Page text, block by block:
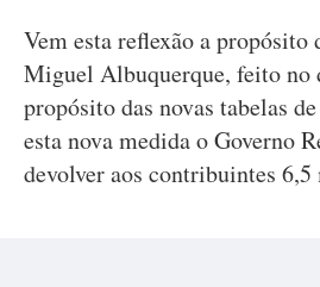
Vem esta reflexão a propósito
Miguel Albuquerque, feito no
propósito das novas tabelas
esta nova medida o Governo
devolver aos contribuintes 6,5